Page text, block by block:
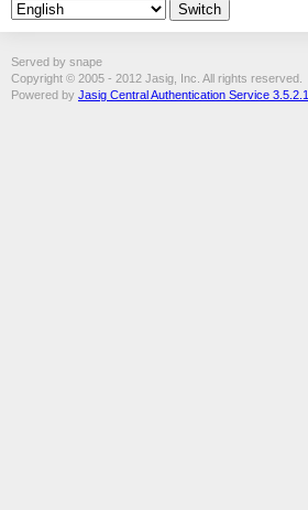
Served by snape
Copyright © 2005 - 2012 Jasig, Inc. All rights reserved.
Powered by Jasig Central Authentication Service 3.5.2.1